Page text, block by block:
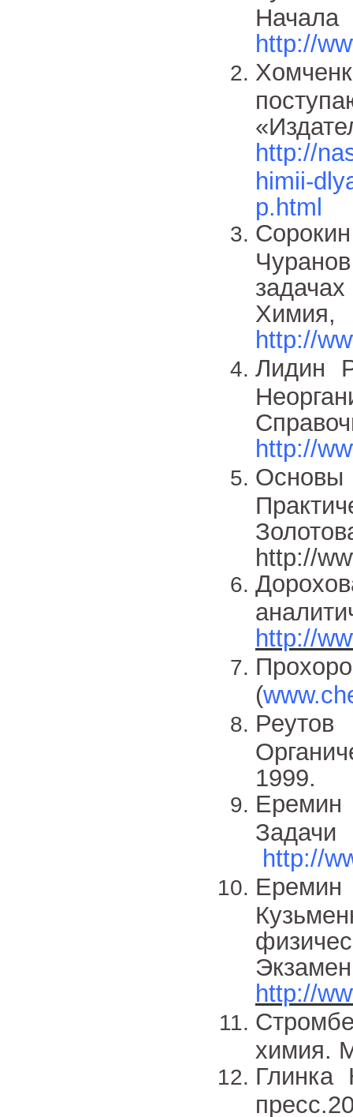
http://
http://
himii-
p.html
http://
Лидин
http://
http://
http://
(
1999.
http://
Еремин
http://
химия.